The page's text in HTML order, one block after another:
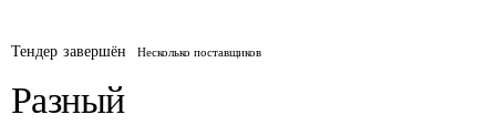
Тендер завершён Несколько поставщиков
Разный